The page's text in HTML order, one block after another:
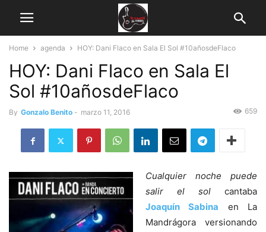
Home agenda HOY: Dani Flaco en Sala El Sol #10añosdeFlaco
HOY: Dani Flaco en Sala El
Sol #10añosdeFlaco
By Gonzalo Benito - marzo 11, 2016 659
Cualquier noche puede
salir el sol cantaba
Joaquín Sabina en La
Mandrágora versionando